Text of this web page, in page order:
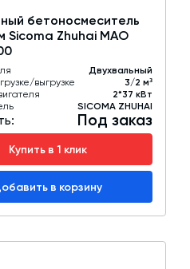
бетоносмеситель
Sicoma Zhuhai MAO
Двухвальный
выгрузке
3/2 м³
2*37 кВт
SICOMA ZHUHAI
Под заказ
Купить в 1 клик
в корзину